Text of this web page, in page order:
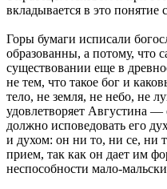
вкладывается в это
Горы бумаги исписали
образованны, а потому, что
существовании еще в
не тем, что такое бог и
тело, не земля, не небо, не
удовлетворяет Августина
должно исповедовать его
и духом: он ни то, ни се, ни
прием, так как он дает им
неспособности мало-